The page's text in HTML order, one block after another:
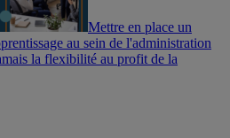
Mettre en place un
au sein de l'administration
la flexibilité au profit de la